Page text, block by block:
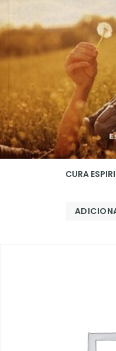
CURA